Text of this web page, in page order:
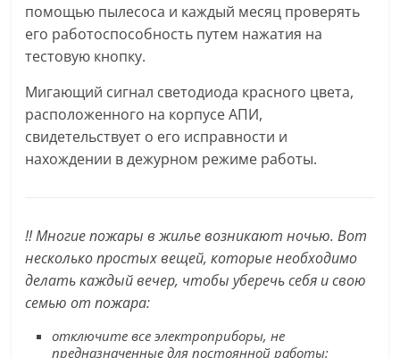
помощью пылесоса и каждый месяц проверять
его работоспособность путем нажатия на
тестовую кнопку.
Мигающий сигнал светодиода красного цвета,
расположенного на корпусе АПИ,
свидетельствует о его исправности и
нахождении в дежурном режиме работы.
!! Многие пожары в жилье возникают ночью. Вот
несколько простых вещей, которые необходимо
делать каждый вечер, чтобы уберечь себя и свою
семью от пожара:
отключите все электроприборы, не
предназначенные для постоянной работы;